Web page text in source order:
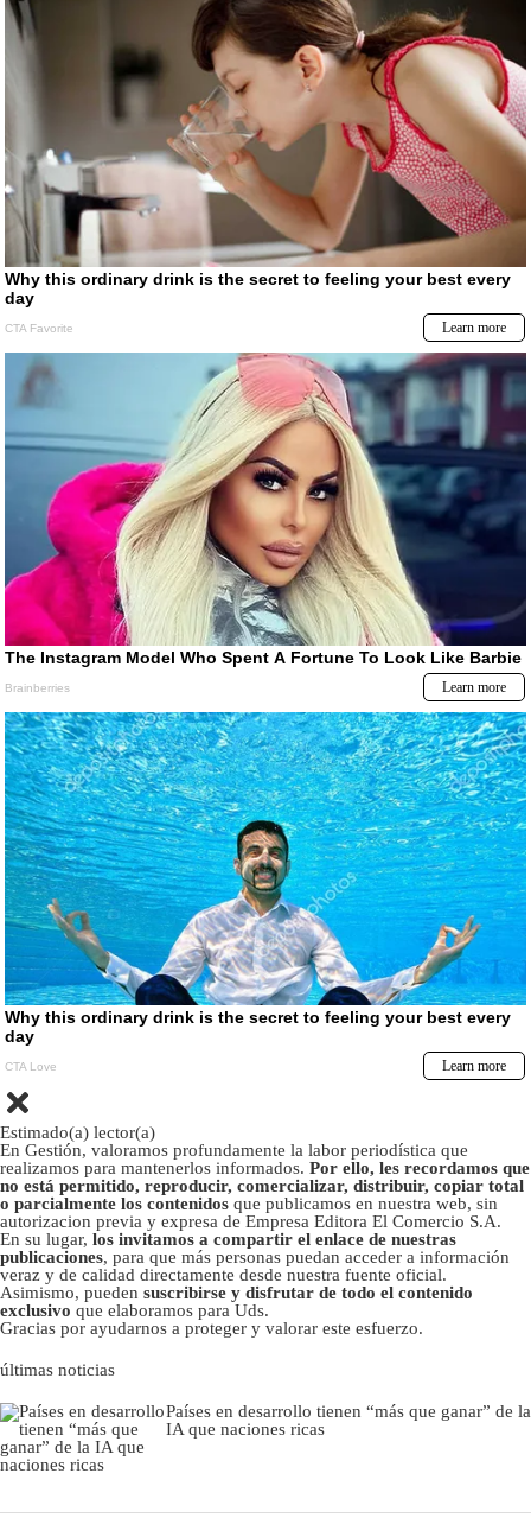
Estimado(a) lector(a)
En Gestión, valoramos profundamente la labor periodística que
realizamos para mantenerlos informados. Por ello, les recordamos que
no está permitido, reproducir, comercializar, distribuir, copiar total
o parcialmente los contenidos que publicamos en nuestra web, sin
autorizacion previa y expresa de Empresa Editora El Comercio S.A.
En su lugar, los invitamos a compartir el enlace de nuestras
publicaciones, para que más personas puedan acceder a información
veraz y de calidad directamente desde nuestra fuente oficial.
Asimismo, pueden suscribirse y disfrutar de todo el contenido
exclusivo que elaboramos para Uds.
Gracias por ayudarnos a proteger y valorar este esfuerzo.
últimas noticias
Países en desarrollo tienen “más que ganar” de la
IA que naciones ricas